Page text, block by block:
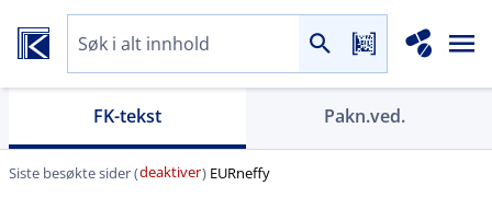
FK-tekst Pakn.ved.
Siste besøkte sider (deaktiver) EURneffy